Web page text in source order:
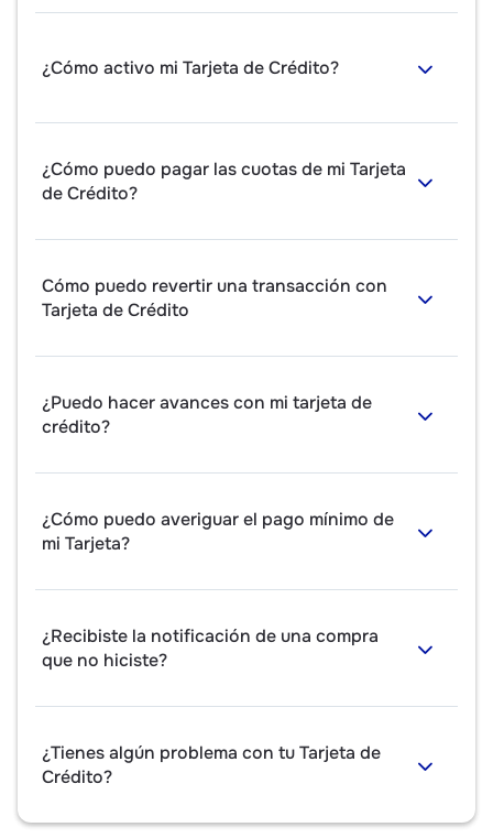
¿Cómo activo mi Tarjeta de Crédito?
¿Cómo puedo pagar las cuotas de mi Tarjeta
de Crédito?
Cómo puedo revertir una transacción con
Tarjeta de Crédito
¿Puedo hacer avances con mi tarjeta de
crédito?
¿Cómo puedo averiguar el pago mínimo de
mi Tarjeta?
¿Recibiste la notificación de una compra
que no hiciste?
¿Tienes algún problema con tu Tarjeta de
Crédito?